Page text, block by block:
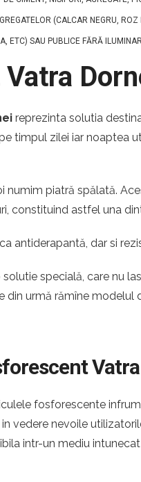
(CALCAR NEGRU,
ETC) SAU PUBLICE FĂRĂ
reprezinta solutia
timpul zilei iar noaptea
piatră spălată.
constituind astfel una
antiderapantă, dar si
specială, care nu
urmă rămîne modelul
fosforescente
vedere nevoile
intr-un mediu